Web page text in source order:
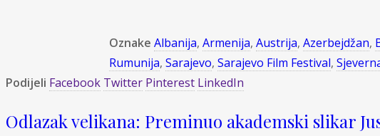
Oznake Albanija, Armenija, Austrija, Azerbejdžan,
Rumunija, Sarajevo, Sarajevo Film Festival,
Podijeli Facebook Twitter Pinterest LinkedIn
Odlazak velikana: Preminuo akademski slikar